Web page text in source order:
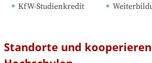
KfW-Studienkredit
Standorte und